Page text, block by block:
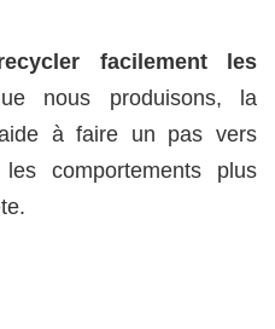
facilement les
nous produisons, la
à faire un pas vers
comportements plus